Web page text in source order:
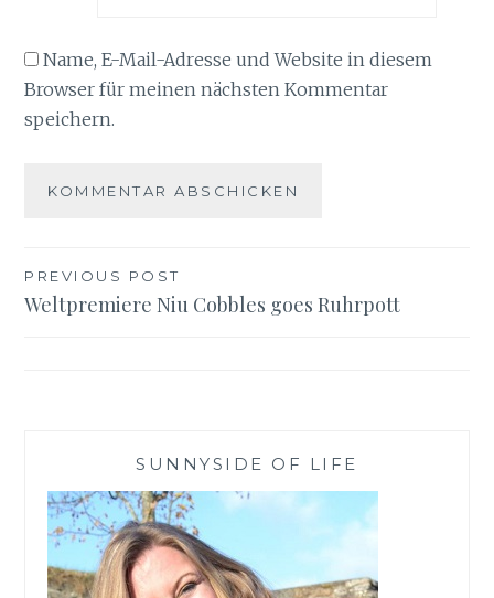
Name, E-Mail-Adresse und Website in diesem
Browser für meinen nächsten Kommentar
speichern.
Beitragsnavigation
PREVIOUS POST
Weltpremiere Niu Cobbles goes Ruhrpott
SUNNYSIDE OF LIFE